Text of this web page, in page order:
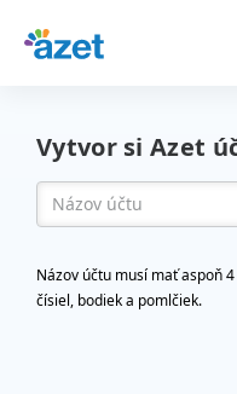
Vytvor si Azet
Názov účtu musí mať aspoň
čísiel, bodiek a pomlčiek.